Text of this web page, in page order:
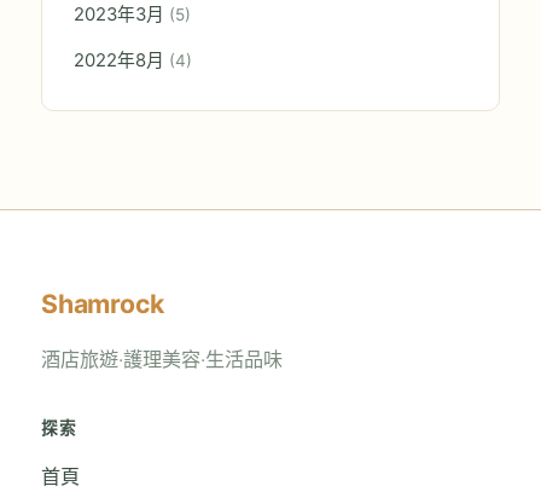
2023年3月 (5)
2022年8月 (4)
Shamrock
酒店旅遊‧護理美容‧生活品味
探索
首頁